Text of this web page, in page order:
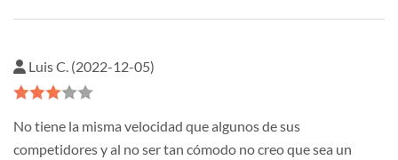
Luis C. (2022-12-05)
No tiene la misma velocidad que algunos de sus
competidores y al no ser tan cómodo no creo que sea un